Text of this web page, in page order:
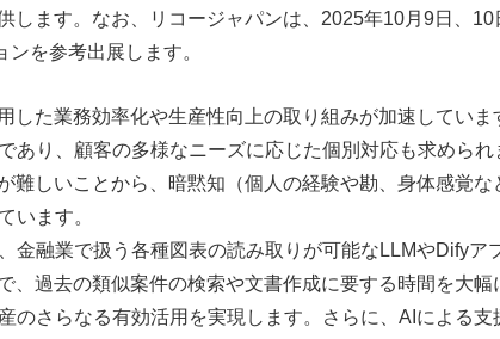
ます。なお、リコージャパンは、2025年10月9日、
を参考出展します。
た業務効率化や生産性向上の取り組みが加速してい
あり、顧客の多様なニーズに応じた個別対応も求めら
しいことから、暗黙知（個人の経験や勘、身体感覚
います。
金融業で扱う各種図表の読み取りが可能なLLMやDify
過去の類似案件の検索や文書作成に要する時間を大
さらなる有効活用を実現します。さらに、AIによる